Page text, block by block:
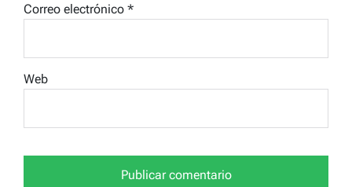
Correo electrónico *
Web